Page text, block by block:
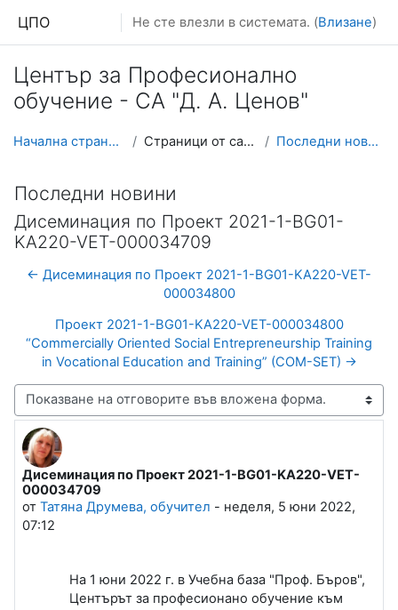
ЦПО Не сте влезли в системата. (Влизане)
Център за Професионално
обучение - СА "Д. А. Ценов"
Начална страница Страници от сайта Последни новини
Последни новини
Дисеминация по Проект 2021-1-BG01-
KA220-VET-000034709
← Дисеминация по Проект 2021-1-BG01-KA220-VET-
000034800
Проект 2021-1-BG01-KA220-VET-000034800
“Commercially Oriented Social Entrepreneurship Training
in Vocational Education and Training” (COM-SET) →
Начин на показване
Дисеминация по Проект 2021-1-BG01-KA220-VET-
000034709
от Татяна Друмева, обучител - неделя, 5 юни 2022,
07:12
Number of replies: 0
На 1 юни 2022 г. в Учебна база "Проф. Бъров",
Центърът за професионано обучение към